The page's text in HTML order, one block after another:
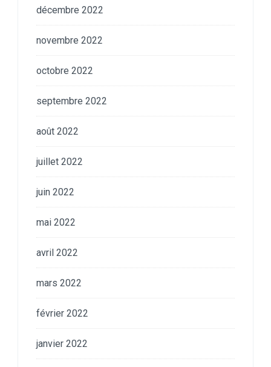
décembre 2022
novembre 2022
octobre 2022
septembre 2022
août 2022
juillet 2022
juin 2022
mai 2022
avril 2022
mars 2022
février 2022
janvier 2022